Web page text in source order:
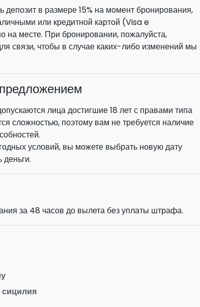
депозит в размере 15% на момент бронирования,
или кредитной картой (Visa e
месте. При бронировании, пожалуйста,
связи, чтобы в случае каких-либо изменений мы
лица достигшие 18 лет с правами типа
сложностью, поэтому вам не требуется наличие
условий, вы можете выбрать новую дату
за 48 часов до вылета без уплаты штрафа.
сицилия